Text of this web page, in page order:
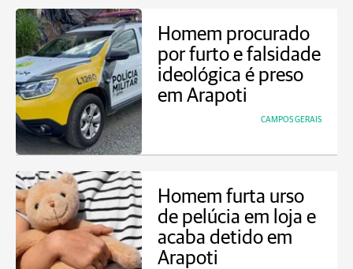
Homem procurado
por furto e falsidade
ideológica é preso
em Arapoti
CAMPOS GERAIS
Homem furta urso
de pelúcia em loja e
acaba detido em
Arapoti